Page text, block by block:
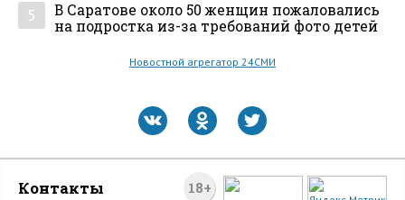
5
В Саратове около 50 женщин пожаловались
на подростка из-за требований фото детей
Новостной агрегатор 24СМИ
18+
Контакты